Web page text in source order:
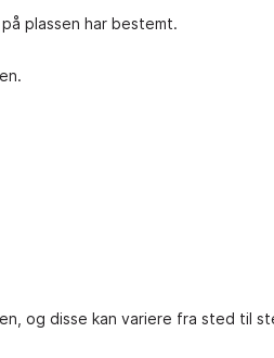
plassen har bestemt.
og disse kan variere fra sted til